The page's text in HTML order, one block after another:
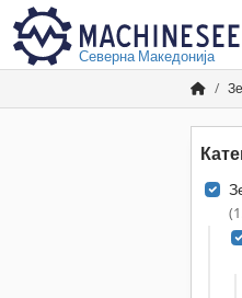
Северна Македонија